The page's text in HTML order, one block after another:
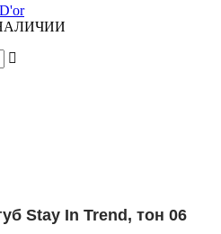
Stay In Trend, тон 06